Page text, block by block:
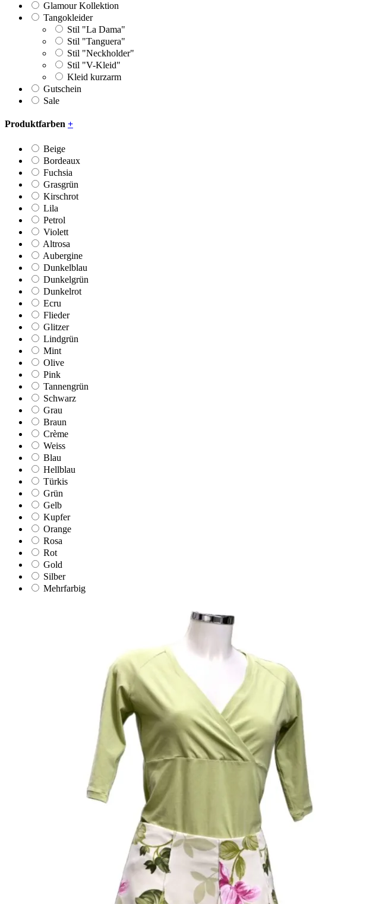
Glamour Kollektion
Tangokleider
Stil "La Dama"
Stil "Tanguera"
Stil "Neckholder"
Stil "V-Kleid"
Kleid kurzarm
Gutschein
Sale
Produktfarben +
Beige
Bordeaux
Fuchsia
Grasgrün
Kirschrot
Lila
Petrol
Violett
Altrosa
Aubergine
Dunkelblau
Dunkelgrün
Dunkelrot
Ecru
Flieder
Glitzer
Lindgrün
Mint
Olive
Pink
Tannengrün
Schwarz
Grau
Braun
Crème
Weiss
Blau
Hellblau
Türkis
Grün
Gelb
Kupfer
Orange
Rosa
Rot
Gold
Silber
Mehrfarbig